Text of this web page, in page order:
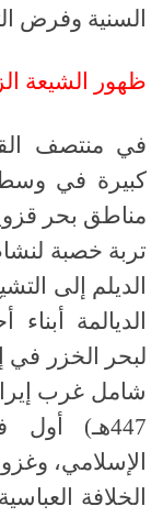
السنية وفرض
ظهور الشيعة
في منتصف
كبيرة في
مناطق بحر
تربة خصبة
الديالمة
لبحر الخزر
447هـ)
الخلافة